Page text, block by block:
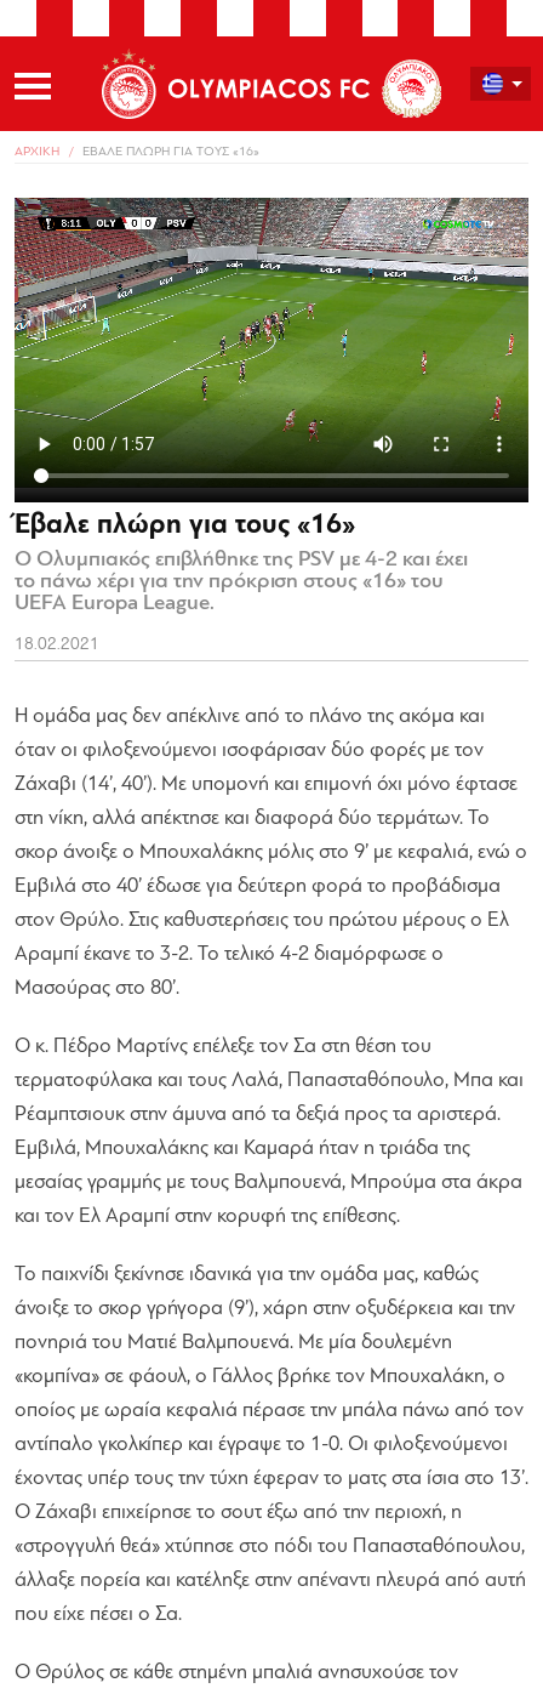
ΑΡΧΙΚΗ ΕΒΑΛΕ ΠΛΩΡΗ ΓΙΑ ΤΟΥΣ «16»
Έβαλε πλώρη για τους «16»
Ο Ολυμπιακός επιβλήθηκε της PSV με 4-2 και έχει
το πάνω χέρι για την πρόκριση στους «16» του
UEFA Europa League.
18.02.2021
Η ομάδα μας δεν απέκλινε από το πλάνο της ακόμα και
όταν οι φιλοξενούμενοι ισοφάρισαν δύο φορές με τον
Ζάχαβι (14’, 40’). Με υπομονή και επιμονή όχι μόνο έφτασε
στη νίκη, αλλά απέκτησε και διαφορά δύο τερμάτων. Το
σκορ άνοιξε ο Μπουχαλάκης μόλις στο 9’ με κεφαλιά, ενώ ο
Εμβιλά στο 40’ έδωσε για δεύτερη φορά το προβάδισμα
στον Θρύλο. Στις καθυστερήσεις του πρώτου μέρους ο Ελ
Αραμπί έκανε το 3-2. Το τελικό 4-2 διαμόρφωσε ο
Μασούρας στο 80’.
Ο κ. Πέδρο Μαρτίνς επέλεξε τον Σα στη θέση του
τερματοφύλακα και τους Λαλά, Παπασταθόπουλο, Μπα και
Ρέαμπτσιουκ στην άμυνα από τα δεξιά προς τα αριστερά.
Εμβιλά, Μπουχαλάκης και Καμαρά ήταν η τριάδα της
μεσαίας γραμμής με τους Βαλμπουενά, Μπρούμα στα άκρα
και τον Ελ Αραμπί στην κορυφή της επίθεσης.
Το παιχνίδι ξεκίνησε ιδανικά για την ομάδα μας, καθώς
άνοιξε το σκορ γρήγορα (9’), χάρη στην οξυδέρκεια και την
πονηριά του Ματιέ Βαλμπουενά. Με μία δουλεμένη
«κομπίνα» σε φάουλ, ο Γάλλος βρήκε τον Μπουχαλάκη, ο
οποίος με ωραία κεφαλιά πέρασε την μπάλα πάνω από τον
αντίπαλο γκολκίπερ και έγραψε το 1-0. Οι φιλοξενούμενοι
έχοντας υπέρ τους την τύχη έφεραν το ματς στα ίσια στο 13’.
Ο Ζάχαβι επιχείρησε το σουτ έξω από την περιοχή, η
«στρογγυλή θεά» χτύπησε στο πόδι του Παπασταθόπουλου,
άλλαξε πορεία και κατέληξε στην απέναντι πλευρά από αυτή
που είχε πέσει ο Σα.
Ο Θρύλος σε κάθε στημένη μπαλιά ανησυχούσε τον